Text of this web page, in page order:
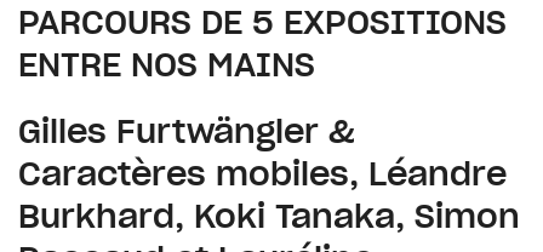
PARCOURS DE 5 EXPOSITIONS
ENTRE NOS MAINS
Gilles Furtwängler &
Caractères mobiles, Léandre
Burkhard, Koki Tanaka, Simon